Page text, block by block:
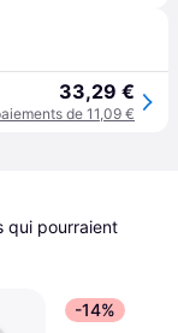
33,29 €
de 11,09 €
qui pourraient
-14%